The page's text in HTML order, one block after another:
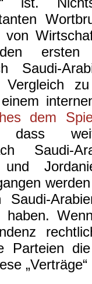
von
ersten
Saudi-
dem
Saudi-
Saudi-
Parteien